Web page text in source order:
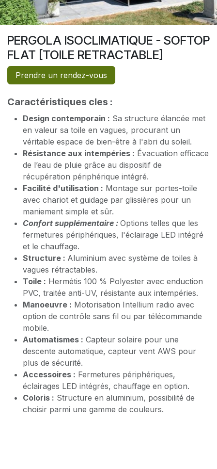
PERGOLA ISOCLIMATIQUE - SOFTOP
FLAT [TOILE RETRACTABLE]
Prendre un rendez-vous
Caractéristiques cles :
Design contemporain : Sa structure élancée met
en valeur sa toile en vagues, procurant un
véritable espace de bien-être à l'abri du soleil.
Résistance aux intempéries : Évacuation efficace
de l’eau de pluie grâce au dispositif de
récupération périphérique intégré.
Facilité d'utilisation : Montage sur portes-toile
avec chariot et guidage par glissières pour un
maniement simple et sûr.
Confort supplémentaire : Options telles que les
fermetures périphériques, l'éclairage LED intégré
et le chauffage.
Structure : Aluminium avec système de toiles à
vagues rétractables.
Toile : Hermétis 100 % Polyester avec enduction
PVC, traitée anti-UV, résistante aux intempéries.
Manoeuvre : Motorisation Intellium radio avec
option de contrôle sans fil ou par télécommande
mobile.
Automatismes : Capteur solaire pour une
descente automatique, capteur vent AWS pour
plus de sécurité.
Accessoires : Fermetures périphériques,
éclairages LED intégrés, chauffage en option.
Coloris : Structure en aluminium, possibilité de
choisir parmi une gamme de couleurs.